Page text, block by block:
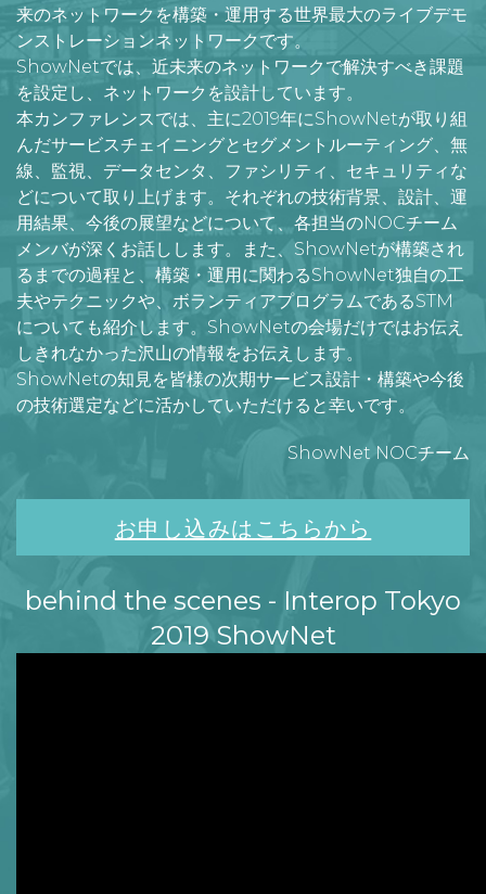
来のネットワークを構築・運用する世界最大のライブデモ
ンストレーションネットワークです。
ShowNetでは、近未来のネットワークで解決すべき課題
を設定し、ネットワークを設計しています。
本カンファレンスでは、主に2019年にShowNetが取り組
んだサービスチェイニングとセグメントルーティング、無
線、監視、データセンタ、ファシリティ、セキュリティな
どについて取り上げます。それぞれの技術背景、設計、運
用結果、今後の展望などについて、各担当のNOCチーム
メンバが深くお話しします。また、ShowNetが構築され
るまでの過程と、構築・運用に関わるShowNet独自の工
夫やテクニックや、ボランティアプログラムであるSTM
についても紹介します。ShowNetの会場だけではお伝え
しきれなかった沢山の情報をお伝えします。
ShowNetの知見を皆様の次期サービス設計・構築や今後
の技術選定などに活かしていただけると幸いです。
ShowNet NOCチーム
お申し込みはこちらから
behind the scenes - Interop Tokyo
2019 ShowNet